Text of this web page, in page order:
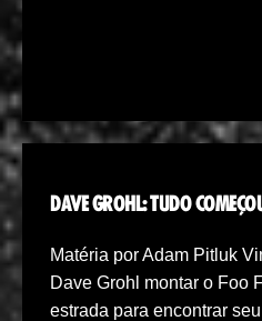
DAVE GROHL: TUDO
Matéria por Adam Pitluk
Dave Grohl montar o Foo
estrada para encontrar